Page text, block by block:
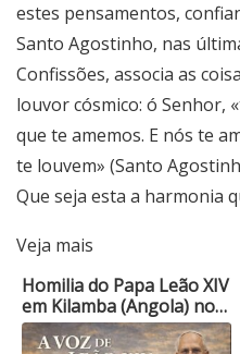
estes pensamentos,
Santo Agostinho, nas
Confissões, associa as
louvor cósmico: ó Senhor,
que te amemos. E nós te
te louvem» (Santo
Que seja esta a harmonia
Veja mais
Homilia do Papa Leão XIV
em Kilamba (Angola) no…